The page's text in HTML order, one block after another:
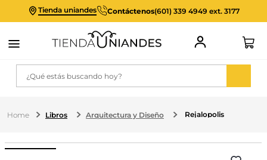
Tienda uniandes Contáctenos(601) 339 4949 ext. 3177
¿Qué estás buscando hoy?
Libros Arquitectura y Diseño Rejalopolis